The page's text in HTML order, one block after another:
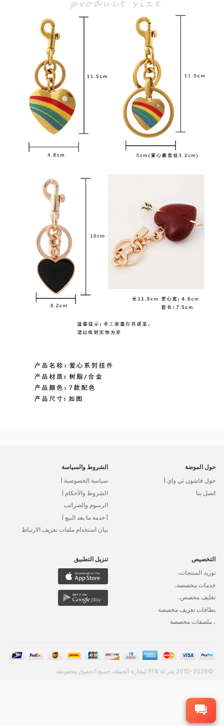
حول الموضة
حول فاشون تي واي |
اتصل بنا
الشروط والسياسة
سياسة الخصوصية |
الشروط والأحكام |
الرسوم والضرائب
| خدمة ما بعد البيع |
بيان استخدام ملفات تعريف الارتباط
التخصيص
توريد المنتجات،
خدمات مخصصة،
تغليف مخصص،
بطاقات تعريف مخصصة
، ملصقات مخصصة
تنزيل التطبيق
©2015-2026 شركة FFA لتجارة الجملة، جميع الحقوق محفوظة